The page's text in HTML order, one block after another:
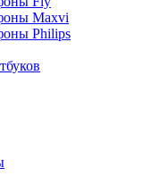
Maxvi
Philips